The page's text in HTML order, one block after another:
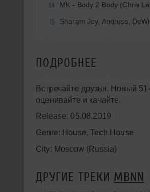
14 MK - Body 2 Body (Chris
15 Sharam Jey, Andruss,
ПОДРОБНЕЕ
Встречайте друзья. Новый
оценивайте и качайте.
Release: 05.08.2019
Genre: House, Tech House
City: Moscow (Russia)
ДРУГИЕ ТРЕКИ MBNN